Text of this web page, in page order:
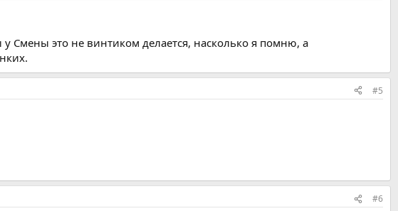
Смены это не винтиком делается, насколько я помню, а
#5
#6